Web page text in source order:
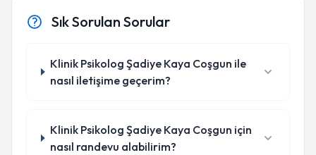
Sık Sorulan Sorular
Klinik Psikolog Şadiye Kaya Coşgun ile
nasıl iletişime geçerim?
Klinik Psikolog Şadiye Kaya Coşgun için
nasıl randevu alabilirim?